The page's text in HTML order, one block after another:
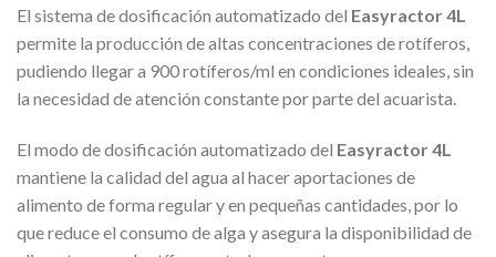
El sistema de dosificación automatizado del Easyractor 4L
permite la producción de altas concentraciones de rotíferos,
pudiendo llegar a 900 rotíferos/ml en condiciones ideales, sin
la necesidad de atención constante por parte del acuarista.
El modo de dosificación automatizado del Easyractor 4L
mantiene la calidad del agua al hacer aportaciones de
alimento de forma regular y en pequeñas cantidades, por lo
que reduce el consumo de alga y asegura la disponibilidad de